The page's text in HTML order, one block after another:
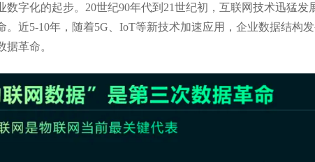
数字化的起步。20世纪90年代到21世纪初，互联网技术迅猛
。近5-10年，随着5G、IoT等新技术加速应用，企业数据结构
据革命。